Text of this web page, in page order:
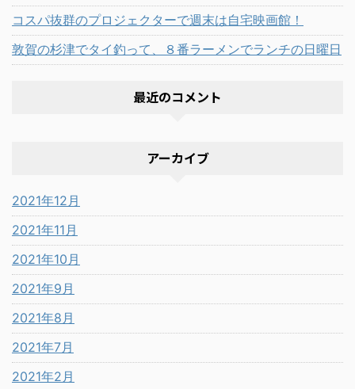
コスパ抜群のプロジェクターで週末は自宅映画館！
敦賀の杉津でタイ釣って、８番ラーメンでランチの日曜日
最近のコメント
アーカイブ
2021年12月
2021年11月
2021年10月
2021年9月
2021年8月
2021年7月
2021年2月